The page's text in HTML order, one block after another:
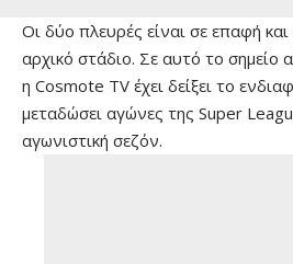
Οι δύο πλευρές είναι σε επαφή και
αρχικό στάδιο. Σε αυτό το σημείο
η Cosmote TV έχει δείξει το
μεταδώσει αγώνες της Super
αγωνιστική σεζόν.